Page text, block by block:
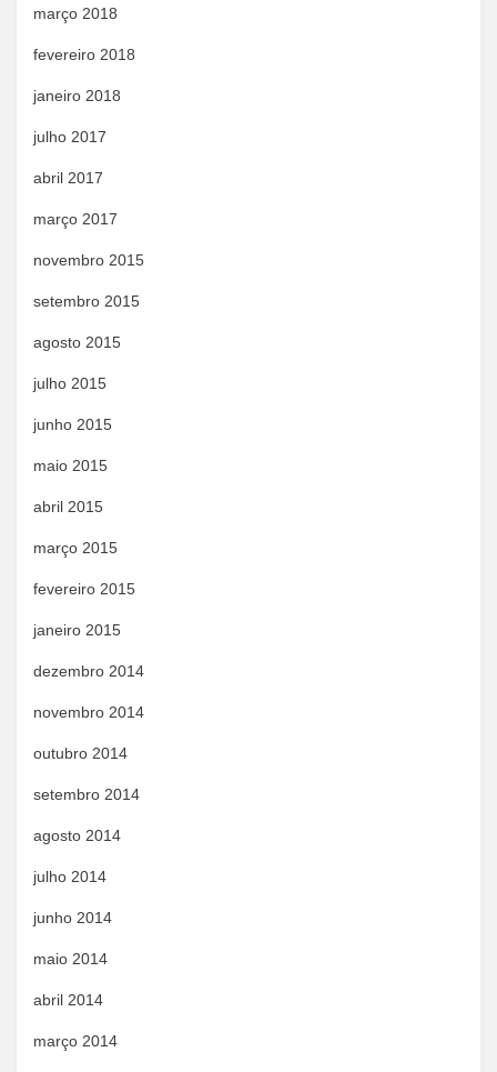
março 2018
fevereiro 2018
janeiro 2018
julho 2017
abril 2017
março 2017
novembro 2015
setembro 2015
agosto 2015
julho 2015
junho 2015
maio 2015
abril 2015
março 2015
fevereiro 2015
janeiro 2015
dezembro 2014
novembro 2014
outubro 2014
setembro 2014
agosto 2014
julho 2014
junho 2014
maio 2014
abril 2014
março 2014